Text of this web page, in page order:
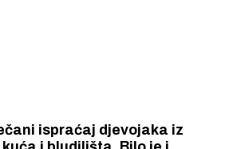
ispraćaj djevojaka iz